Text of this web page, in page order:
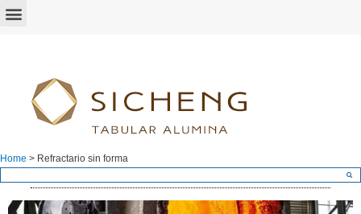
Home > Refractario sin forma